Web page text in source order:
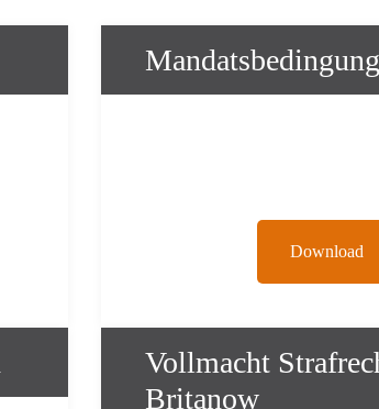
Download
Vollmacht
Britanow